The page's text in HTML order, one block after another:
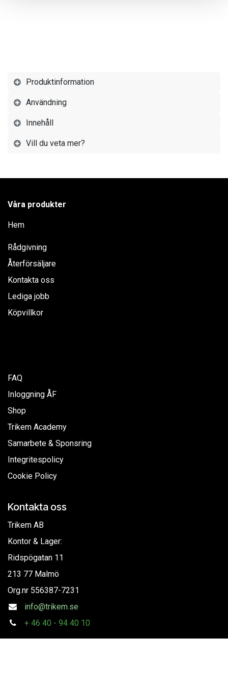
Produktinformation
Användning
Innehåll
Vill du veta mer?
Våra produkter
Hem
Rådgivning
Återförsäljare
Kontakta oss
Lediga jobb
Köpvillkor
FAQ
Inloggning ÅF
Shop
Trikem Academy
Samarbete & Sponsring
Integritespolicy
Cookie Policy
Kontakta oss
Trikem AB
Kontor & Lager:
Ridspögatan 11
213 77 Malmö
Org.nr 556387-7231
info@trikem.se
+ 46 40 - 94 40 10